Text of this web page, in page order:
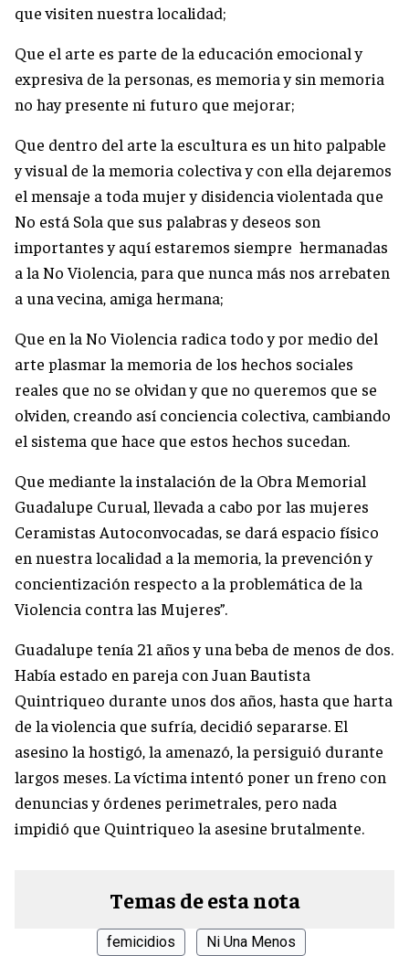
que visiten nuestra localidad;
Que el arte es parte de la educación emocional y
expresiva de la personas, es memoria y sin memoria
no hay presente ni futuro que mejorar;
Que dentro del arte la escultura es un hito palpable
y visual de la memoria colectiva y con ella dejaremos
el mensaje a toda mujer y disidencia violentada que
No está Sola que sus palabras y deseos son
importantes y aquí estaremos siempre hermanadas
a la No Violencia, para que nunca más nos arrebaten
a una vecina, amiga hermana;
Que en la No Violencia radica todo y por medio del
arte plasmar la memoria de los hechos sociales
reales que no se olvidan y que no queremos que se
olviden, creando así conciencia colectiva, cambiando
el sistema que hace que estos hechos sucedan.
Que mediante la instalación de la Obra Memorial
Guadalupe Curual, llevada a cabo por las mujeres
Ceramistas Autoconvocadas, se dará espacio físico
en nuestra localidad a la memoria, la prevención y
concientización respecto a la problemática de la
Violencia contra las Mujeres”.
Guadalupe tenía 21 años y una beba de menos de dos.
Había estado en pareja con Juan Bautista
Quintriqueo durante unos dos años, hasta que harta
de la violencia que sufría, decidió separarse. El
asesino la hostigó, la amenazó, la persiguió durante
largos meses. La víctima intentó poner un freno con
denuncias y órdenes perimetrales, pero nada
impidió que Quintriqueo la asesine brutalmente.
Temas de esta nota
femicidios Ni Una Menos